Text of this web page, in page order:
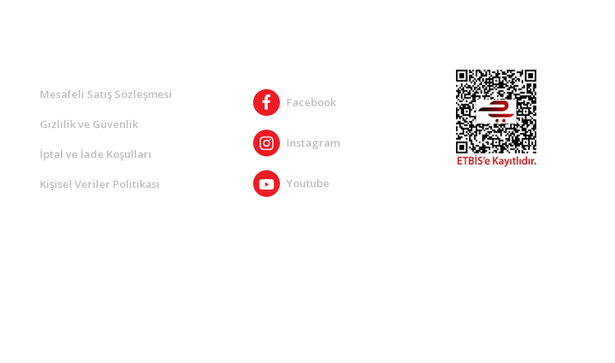
Mesafeli Satış Sözleşmesi
Gizlilik ve Güvenlik
İptal ve İade Koşulları
Kişisel Veriler Politikası
Facebook
Instagram
Youtube